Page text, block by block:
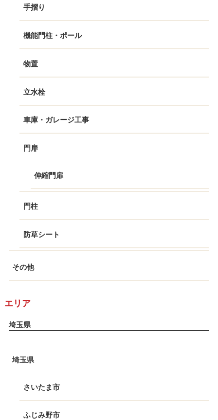
手摺り
機能門柱・ポール
物置
立水栓
車庫・ガレージ工事
門扉
伸縮門扉
門柱
防草シート
その他
エリア
埼玉県
埼玉県
さいたま市
ふじみ野市